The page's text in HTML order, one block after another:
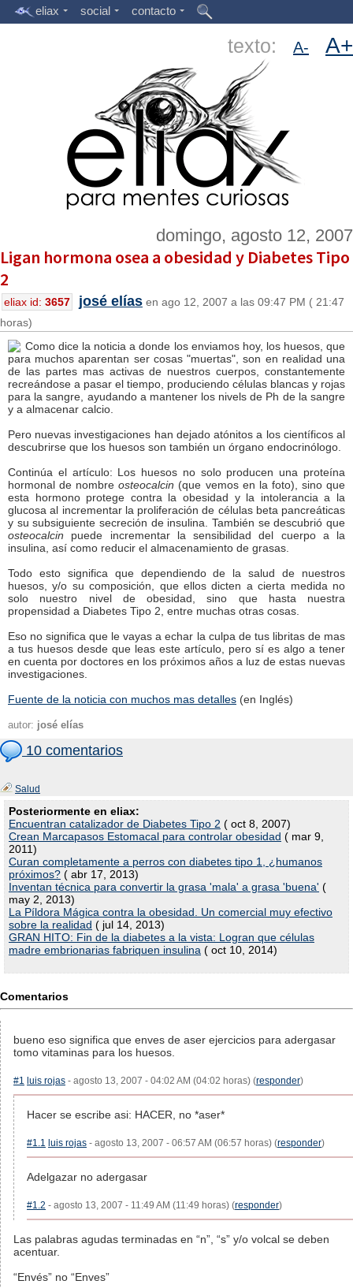
eliax social contacto
texto: A- A+
domingo, agosto 12, 2007
Ligan hormona osea a obesidad y Diabetes Tipo
2
eliax id: 3657 josé elías en ago 12, 2007 a las 09:47 PM ( 21:47
horas)
Como dice la noticia a donde los enviamos hoy, los huesos, que
para muchos aparentan ser cosas "muertas", son en realidad una
de las partes mas activas de nuestros cuerpos, constantemente
recreándose a pasar el tiempo, produciendo células blancas y rojas
para la sangre, ayudando a mantener los nivels de Ph de la sangre
y a almacenar calcio.
Pero nuevas investigaciones han dejado atónitos a los científicos al
descubrirse que los huesos son también un órgano endocrinólogo.
Continúa el artículo: Los huesos no solo producen una proteína
hormonal de nombreosteocalcin (que vemos en la foto), sino que
esta hormono protege contra la obesidad y la intolerancia a la
glucosa al incrementar la proliferación de células beta pancreáticas
y su subsiguiente secreción de insulina. También se descubrió que
osteocalcin puede incrementar la sensibilidad del cuerpo a la
insulina, así como reducir el almacenamiento de grasas.
Todo esto significa que dependiendo de la salud de nuestros
huesos, y/o su composición, que ellos dicten a cierta medida no
solo nuestro nivel de obesidad, sino que hasta nuestra
propensidad a Diabetes Tipo 2, entre muchas otras cosas.
Eso no significa que le vayas a echar la culpa de tus libritas de mas
a tus huesos desde que leas este artículo, pero sí es algo a tener
en cuenta por doctores en los próximos años a luz de estas nuevas
investigaciones.
Fuente de la noticia con muchos mas detalles (en Inglés)
autor: josé elías
10 comentarios
Salud
Posteriormente en eliax:
Encuentran catalizador de Diabetes Tipo 2 ( oct 8, 2007)
Crean Marcapasos Estomacal para controlar obesidad ( mar 9,
2011)
Curan completamente a perros con diabetes tipo 1, ¿humanos
próximos? ( abr 17, 2013)
Inventan técnica para convertir la grasa 'mala' a grasa 'buena' (
may 2, 2013)
La Píldora Mágica contra la obesidad. Un comercial muy efectivo
sobre la realidad ( jul 14, 2013)
GRAN HITO: Fin de la diabetes a la vista: Logran que células
madre embrionarias fabriquen insulina ( oct 10, 2014)
Comentarios
bueno eso significa que enves de aser ejercicios para adergasar
tomo vitaminas para los huesos.
#1 luis rojas - agosto 13, 2007 - 04:02 AM (04:02 horas) (responder)
Hacer se escribe asi: HACER, no *aser*
#1.1 luis rojas - agosto 13, 2007 - 06:57 AM (06:57 horas) (responder)
Adelgazar no adergasar
#1.2 - agosto 13, 2007 - 11:49 AM (11:49 horas) (responder)
Las palabras agudas terminadas en “n”, “s” y/o volcal se deben
acentuar.
“Envés” no “Enves”